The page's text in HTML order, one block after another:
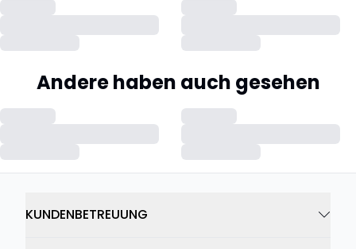
Andere haben auch gesehen
KUNDENBETREUUNG